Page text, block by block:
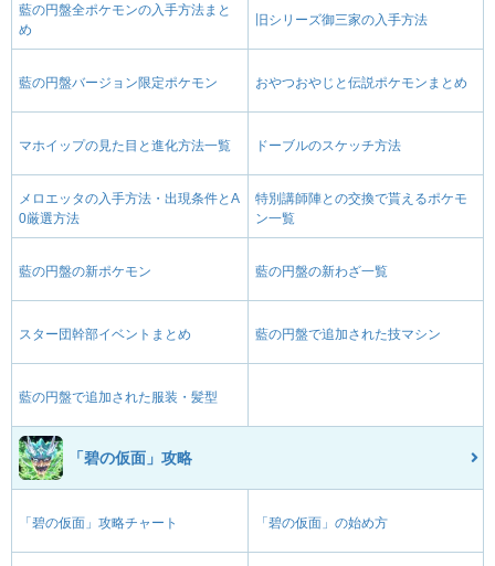
藍の円盤全ポケモンの入手方法まと
め
旧シリーズ御三家の入手方法
藍の円盤バージョン限定ポケモン おやつおやじと伝説ポケモンまとめ
マホイップの見た目と進化方法一覧 ドーブルのスケッチ方法
メロエッタの入手方法・出現条件とA
0厳選方法
特別講師陣との交換で貰えるポケモ
ン一覧
藍の円盤の新ポケモン 藍の円盤の新わざ一覧
スター団幹部イベントまとめ 藍の円盤で追加された技マシン
藍の円盤で追加された服装・髪型
「碧の仮面」攻略
「碧の仮面」攻略チャート 「碧の仮面」の始め方